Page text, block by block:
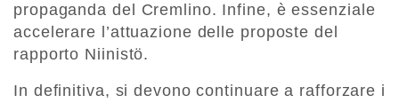
propaganda del Cremlino. Infine, è essenziale
accelerare l’attuazione delle proposte del
rapporto Niinistö.
In definitiva, si devono continuare a rafforzare i